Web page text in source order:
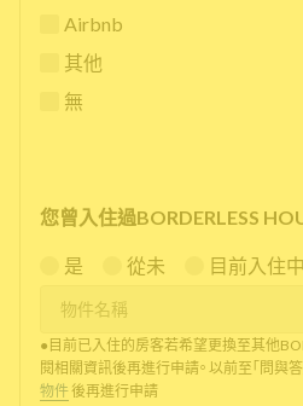
Airbnb
其他
無
您曾入住過BORDERLESS
是 從未 目前入住中
●目前已入住的房客若希望更換至其他
閱相關資訊後再進行申請。 以前至「問與
物件後再進行申請